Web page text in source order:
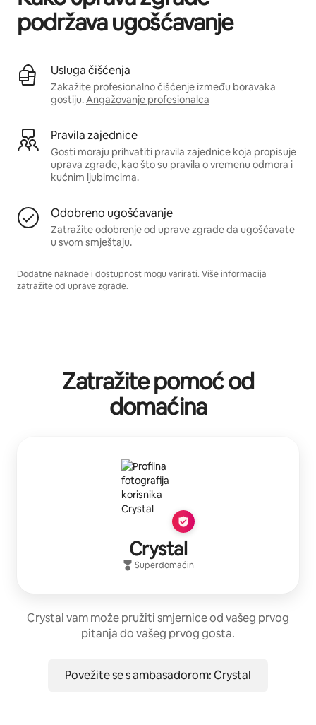
podržava ugošćavanje
Usluga čišćenja
Zakažite profesionalno čišćenje između boravaka
gostiju.Angažovanje profesionalca
Pravila zajednice
Gosti moraju prihvatiti pravila zajednice koja propisuje
uprava zgrade, kao što su pravila o vremenu odmora i
kućnim ljubimcima.
Odobreno ugošćavanje
Zatražite odobrenje od uprave zgrade da ugošćavate
u svom smještaju.
Dodatne naknade i dostupnost mogu varirati. Više informacija
zatražite od uprave zgrade.
Zatražite pomoć od
domaćina
Crystal
Superdomaćin
Crystal vam može pružiti smjernice od vašeg prvog
pitanja do vašeg prvog gosta.
Povežite se s ambasadorom: Crystal